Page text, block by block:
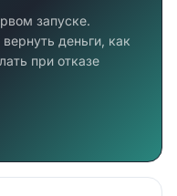
запуске.
деньги, как
при отказе